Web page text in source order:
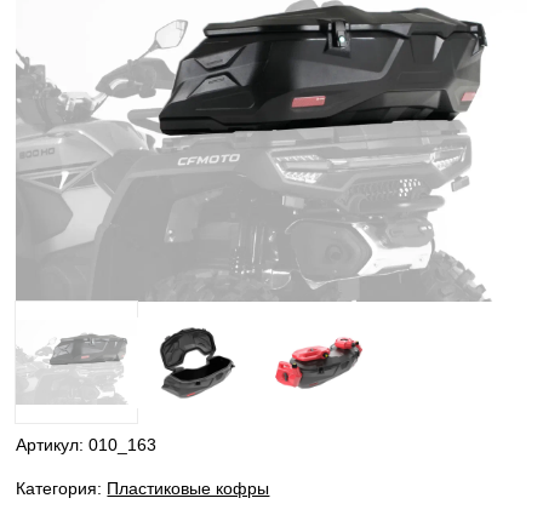
Артикул:010_163
Категория: Пластиковые кофры